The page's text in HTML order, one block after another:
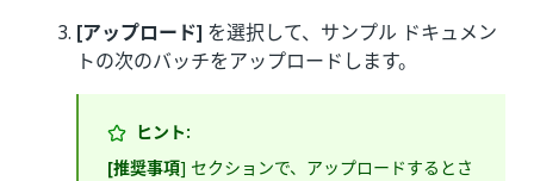
[アップロード] を選択して、サンプル ドキュメン
トの次のバッチをアップロードします。
ヒント:
[推奨事項] セクションで、アップロードするとさ